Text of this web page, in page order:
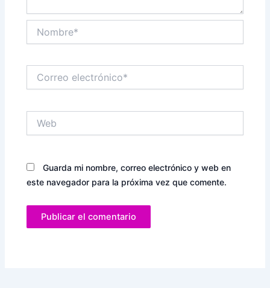
electrónico*
Guarda mi nombre, correo electrónico y web en
este navegador para la próxima vez que comente.